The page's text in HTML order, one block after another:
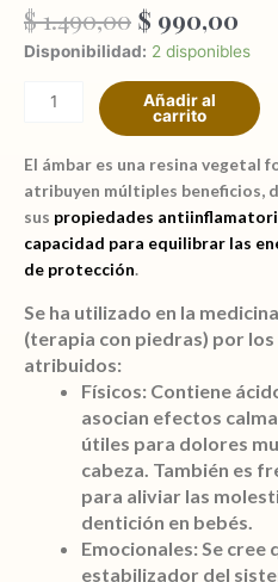
$1.490,00 El
precio
original
era:
$ 1.490,00.
$ 990,00
es:
$
Disponibilidad: 2 disponibles
Pulsera
elástica
picos
múltiples
beneficios
Añadir al
carrito
El ámbar es una resina vegetal
atribuyen múltiples beneficios,
sus propiedades
capacidad para equilibrar las
de protección.
Se ha utilizado en la
(terapia con piedras) por
atribuidos:
Físicos: Contiene
asocian efectos
útiles para dolores
cabeza. También es
para aliviar las
dentición en bebés.
Emocionales:Se cree
estabilizador del